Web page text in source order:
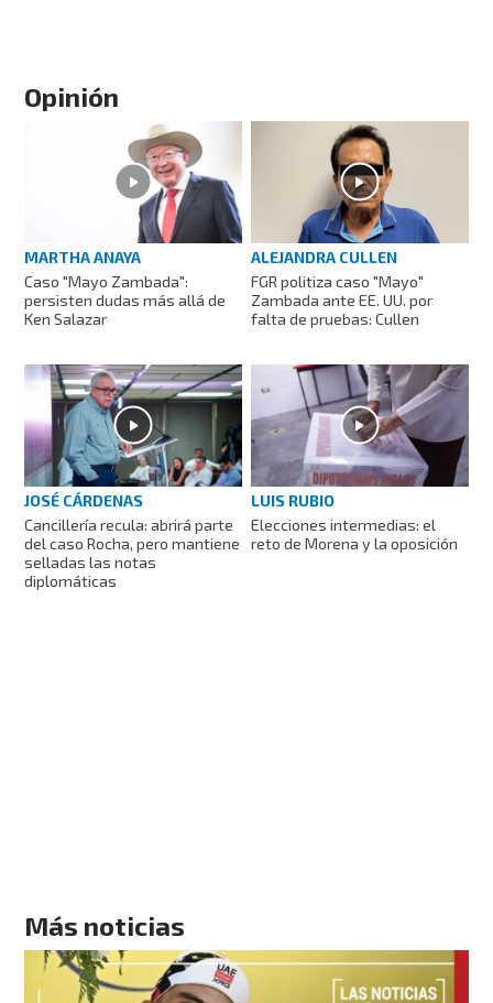
Opinión
MARTHA ANAYA
Caso "Mayo Zambada":
persisten dudas más allá de
Ken Salazar
ALEJANDRA CULLEN
FGR politiza caso "Mayo"
Zambada ante EE. UU. por
falta de pruebas: Cullen
JOSÉ CÁRDENAS
Cancillería recula: abrirá parte
del caso Rocha, pero mantiene
selladas las notas
diplomáticas
LUIS RUBIO
Elecciones intermedias: el
reto de Morena y la oposición
Más noticias